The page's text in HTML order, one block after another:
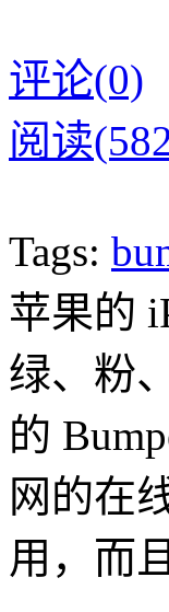
评论(0)
阅读
Tags:
苹果的
绿、粉
的
网的在
用，而